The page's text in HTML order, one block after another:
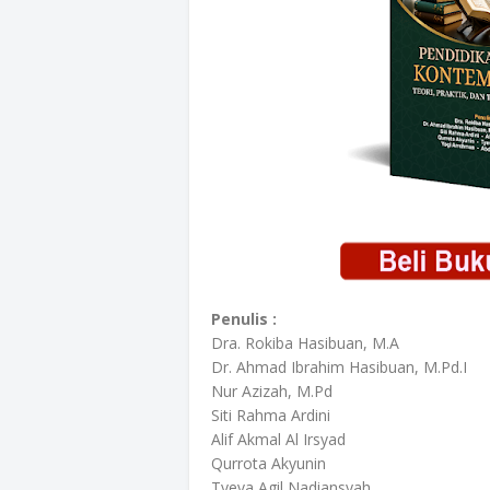
Penulis :
Dra. Rokiba Hasibuan, M.A
Dr. Ahmad Ibrahim Hasibuan, M.Pd.I
Nur Azizah, M.Pd
Siti Rahma Ardini
Alif Akmal Al Irsyad
Qurrota Akyunin